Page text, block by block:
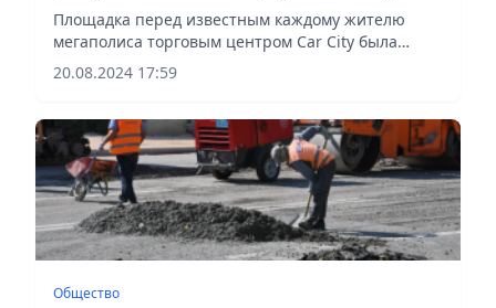
Площадка перед известным каждому жителю
мегаполиса торговым центром Car City была
плотно заполнена автолюбителями и
горожанами. Здесь прошел чемпионат
20.08.2024 17:59
Общество